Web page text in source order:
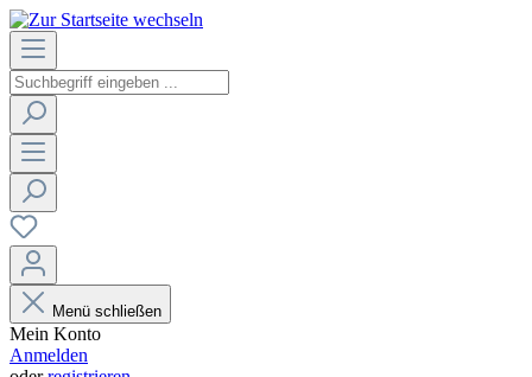
Menü schließen
Mein Konto
Anmelden